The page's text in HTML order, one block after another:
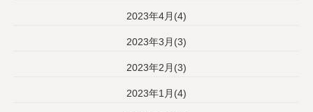
2023年4月(4)
2023年3月(3)
2023年2月(3)
2023年1月(4)